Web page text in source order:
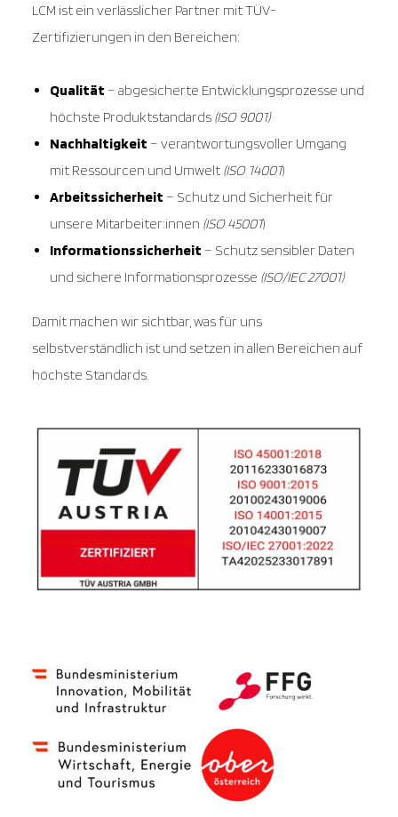
LCM ist ein verlässlicher Partner mit TÜV-
Zertifizierungen in den Bereichen:
Qualität – abgesicherte Entwicklungsprozesse und
höchste Produktstandards (ISO 9001)
Nachhaltigkeit – verantwortungsvoller Umgang
mit Ressourcen und Umwelt (ISO 14001)
Arbeitssicherheit – Schutz und Sicherheit für
unsere Mitarbeiter:innen (ISO 45001)
Informationssicherheit – Schutz sensibler Daten
und sichere Informationsprozesse (ISO/IEC 27001)
Damit machen wir sichtbar, was für uns
selbstverständlich ist und setzen in allen Bereichen auf
höchste Standards.